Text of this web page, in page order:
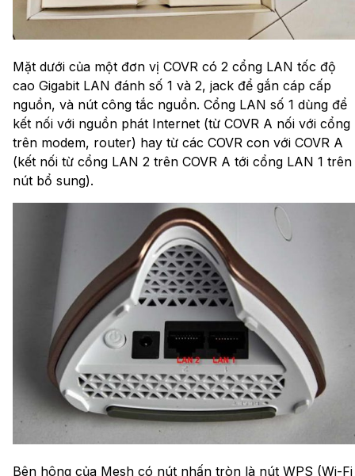
Mặt dưới của một đơn vị COVR có 2 cổng LAN tốc độ
cao Gigabit LAN đánh số 1 và 2, jack để gắn cáp cấp
nguồn, và nút công tắc nguồn. Cổng LAN số 1 dùng để
kết nối với nguồn phát Internet (từ COVR A nối với cổng
trên modem, router) hay từ các COVR con với COVR A
(kết nối từ cổng LAN 2 trên COVR A tới cổng LAN 1 trên
nút bổ sung).
Bên hông của Mesh có nút nhấn tròn là nút WPS (Wi-Fi